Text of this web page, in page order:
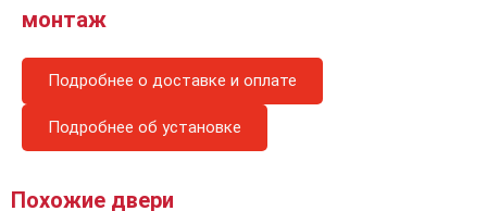
монтаж
Подробнее о доставке и оплате
Подробнее об установке
Похожие двери